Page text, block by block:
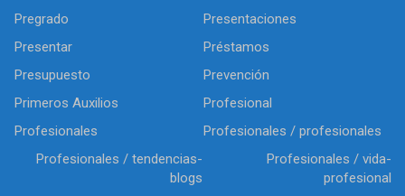
Pregrado
Presentaciones
Presentar
Préstamos
Presupuesto
Prevención
Primeros Auxilios
Profesional
Profesionales
Profesionales / profesionales
Profesionales / tendencias-
blogs
Profesionales / vida-
profesional